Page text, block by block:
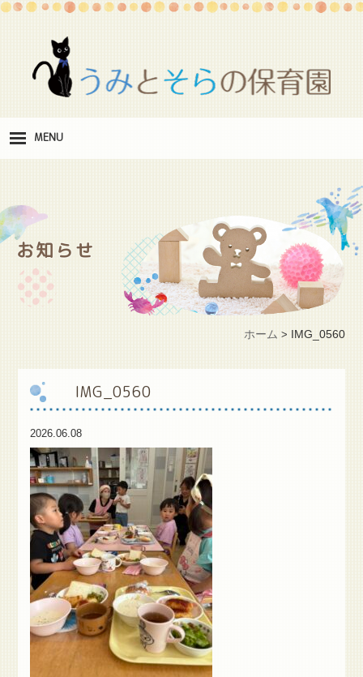
MENU
職
施 設紹介
護者様専用ブログ
お知らせ
ホーム > IMG_0560
IMG_0560
2026.06.08